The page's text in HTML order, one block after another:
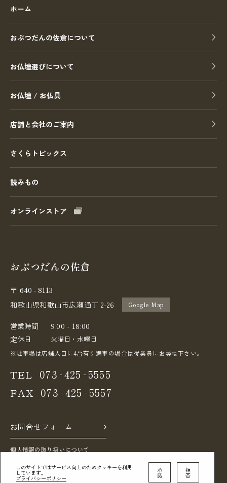
ホーム
おぶつだんの佐倉について
お仏壇選びについて
お仏壇 / お仏具
店舗と会社のご案内
さくらトピックス
読みもの
オンラインストア
おぶつだんの佐倉
〒 640 - 8113
和歌山県和歌山市広瀬通丁 2-26 Google Map
営業時間
9:00 - 18:00
定休日
火曜日・水曜日
※駐車場は店舗入口に4台有り満車の場合は従業員にお尋ね下さい。
TEL 073 -425 - 5555
FAX 073 -425 - 5557
お問合せフォーム
個人情報の取り扱いについて
このサイトではサービス向上のためクッキーを利用
しています。
プライバシーポリシー
承
諾
拒
否